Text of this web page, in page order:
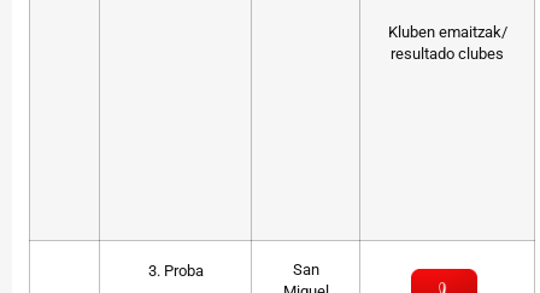
Kluben emaitzak/
resultado clubes
3. Proba
San